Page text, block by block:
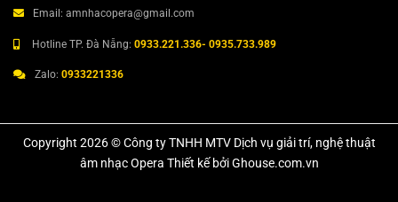
Email: amnhacopera@gmail.com
Hotline TP. Đà Nẵng: 0933.221.336- 0935.733.989
Zalo: 0933221336
Copyright 2026 © Công ty TNHH MTV Dịch vụ giải trí, nghệ thuật
âm nhạc Opera Thiết kế bởi Ghouse.com.vn